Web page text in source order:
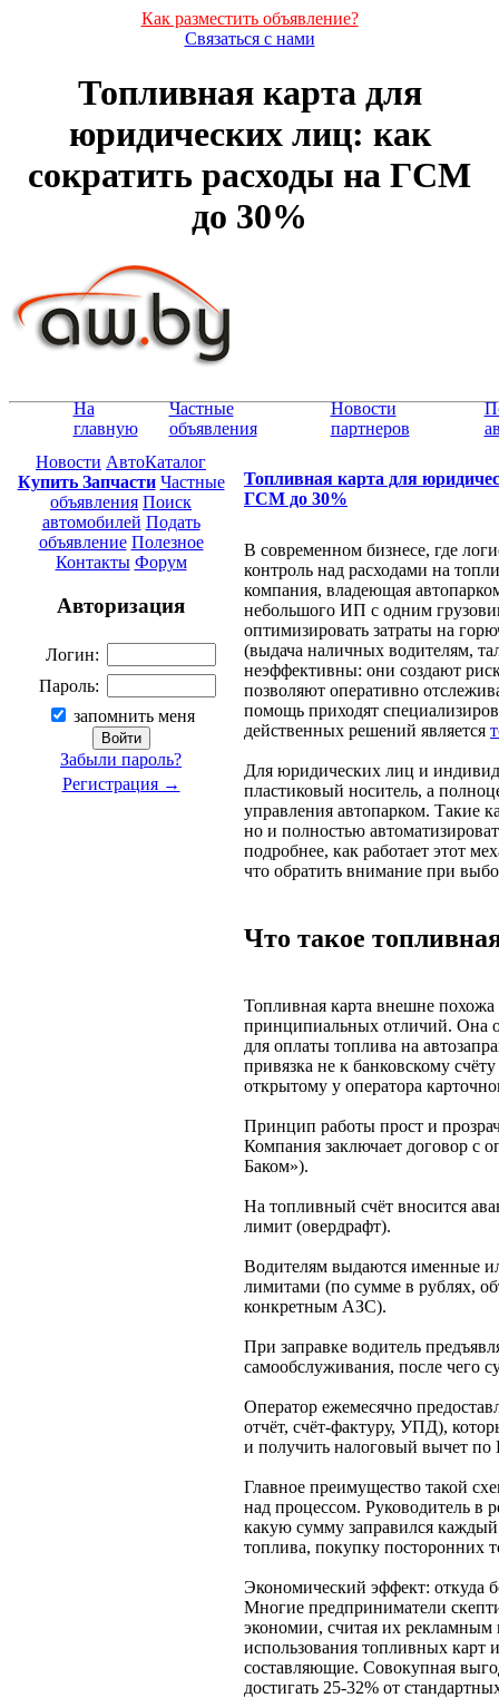
Как разместить объявление?
Связаться с нами
Топливная карта для
юридических лиц: как
сократить расходы на ГСМ
до 30%
На
главную
Частные
объявления
Новости
партнеров
Новости АвтоКаталог
Купить Запчасти Частные
объявления Поиск
автомобилей Подать
объявление Полезное
Контакты Форум
Авторизация
Логин:
Пароль:
запомнить меня
Забыли пароль?
Регистрация →
Топливная карта для
ГСМ до 30%
В современном бизнесе, где
контроль над расходами на
компания, владеющая
небольшого ИП с одним
оптимизировать затраты на
(выдача наличных водителям,
неэффективны: они создают
позволяют оперативно
помощь приходят
действенных решений является
Для юридических лиц и
пластиковый носитель, а
управления автопарком. Такие
но и полностью
подробнее, как работает этот
что обратить внимание при
Что такое
Топливная карта внешне
принципиальных отличий. Она
для оплаты топлива на
привязка не к банковскому
открытому у оператора
Принцип работы прост и
Компания заключает договор с
Баком»).
На топливный счёт вносится
лимит (овердрафт).
Водителям выдаются именные
лимитами (по сумме в рублях,
конкретным АЗС).
При заправке водитель
самообслуживания, после чего
Оператор ежемесячно
отчёт, счёт-фактуру, УПД),
и получить налоговый вычет
Главное преимущество такой
над процессом. Руководитель в
какую сумму заправился
топлива, покупку посторонних
Экономический эффект: откуда
Многие предприниматели
экономии, считая их рекламным
использования топливных карт
составляющие. Совокупная
достигать 25-32% от